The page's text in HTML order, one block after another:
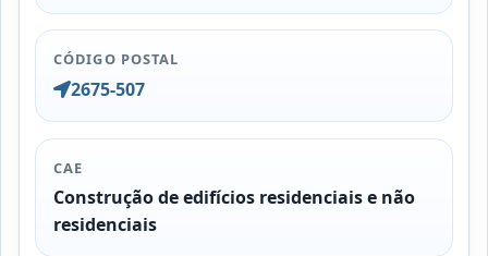
CÓDIGO POSTAL
2675-507
CAE
Construção de edifícios residenciais e não
residenciais